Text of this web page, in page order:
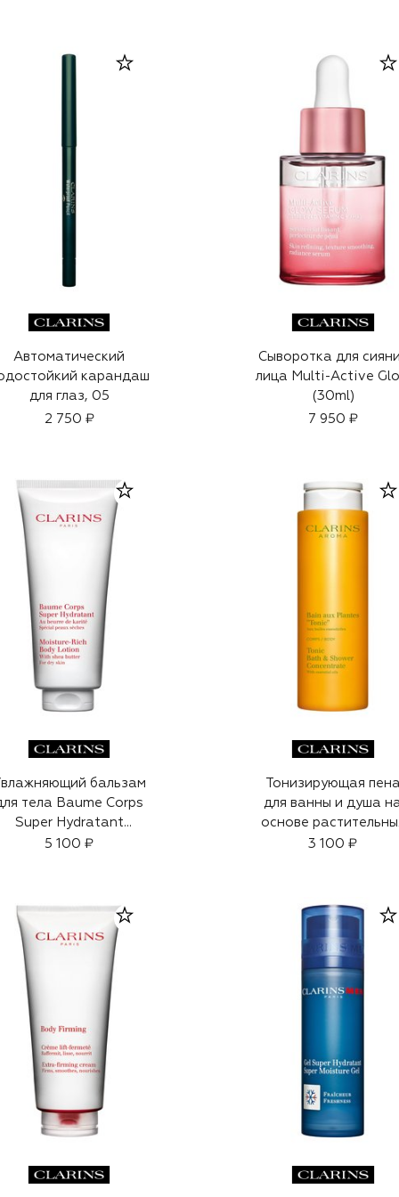
Автоматический
карандаш
для глаз, 05
2 750 ₽
Сыворотка для
лица Multi-Active
(30ml)
7 950 ₽
бальзам
тела Baume Corps
Super Hydratant
(200ml)
5 100 ₽
Тонизирующая пена
для ванны и душа
основе
экстрактов Tonic
3 100 ₽